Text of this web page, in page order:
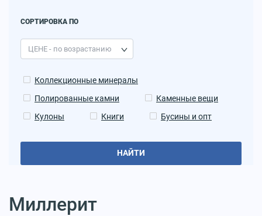
СОРТИРОВКА ПО
Коллекционные минералы
Полированные камни
Каменные вещи
Кулоны
Книги Бусины и опт
НАЙТИ
Миллерит